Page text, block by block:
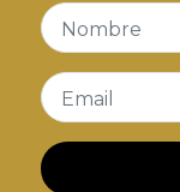
Nombre
Email